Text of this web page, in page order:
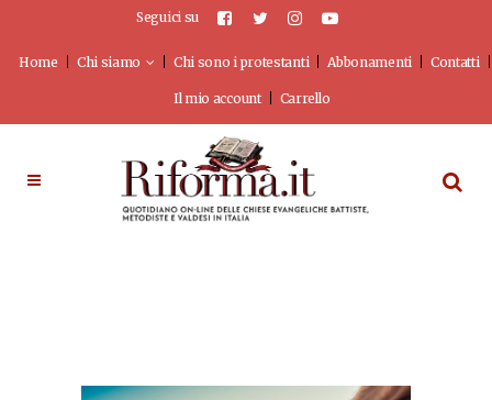
Seguici su
Home Chi siamo Chi sono i protestanti Abbonamenti Contatti
Il mio account Carrello